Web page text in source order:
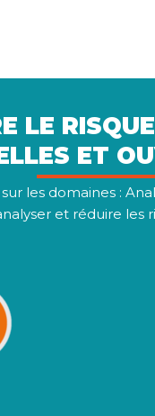
LE
ET
les domaines :
et réduire les